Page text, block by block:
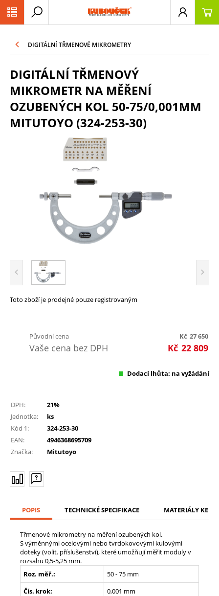
DIGITÁLNÍ TŘMENOVÉ MIKROMETRY
DIGITÁLNÍ TŘMENOVÝ
MIKROMETR NA MĚŘENÍ
OZUBENÝCH KOL 50-75/0,001MM
MITUTOYO (324-253-30)
Toto zboží je prodejné pouze registrovaným
Původní cena 27 650
Kč
Vaše cena bez DPH 22 809
Kč
Dodací lhůta: na vyžádání
DPH:
21%
Jednotka:
ks
Kód 1:
324-253-30
EAN:
4946368695709
Značka:
Mitutoyo
POPIS TECHNICKÉ SPECIFIKACE MATERIÁLY KE
Třmenové mikrometry na měření ozubených kol.
S výměnnými ocelovými nebo tvrdokovovými kulovými
doteky (volit. příslušenství), které umožňují měřit moduly v
rozsahu 0,5-5,25 mm.
Roz. měř.:
50 - 75 mm
Čís. krok:
0,001 mm